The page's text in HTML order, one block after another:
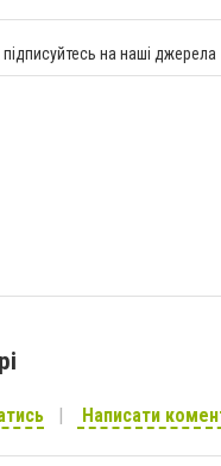
підписуйтесь на наші джерела
Написати